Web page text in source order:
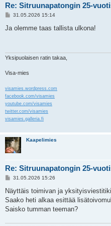
Re: Sitruunapatongin 25-
V
e
31.05.2026 15:14
Ja olemme taas tallista ulkona!
Yksipuolaisen ratin takaa,
Visa-mies
visamies.wordpress.com
facebook.com/visamies
youtube.com/visamies
twitter.com/visamies
visamies.galleria.fi
Kaapelimies
Re: Sitruunapatongin 25-
V
e
s
t
i
31.05.2026 15:26
Näyttäis toimivan ja
Saako heti alkaa esittää
Saisko tumman teeman?